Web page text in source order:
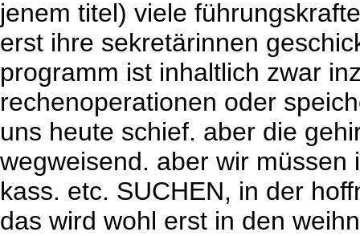
jenem titel) viele
erst ihre sekretärinnen
programm ist inhaltlich zwar
rechenoperationen oder
uns heute schief. aber die
wegweisend. aber wir
kass. etc. SUCHEN, in der
das wird wohl erst in den